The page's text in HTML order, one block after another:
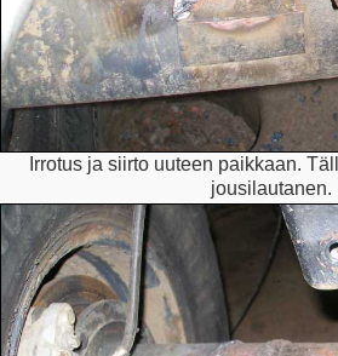
Irrotus ja siirto uuteen paikkaan.
jousilautanen.